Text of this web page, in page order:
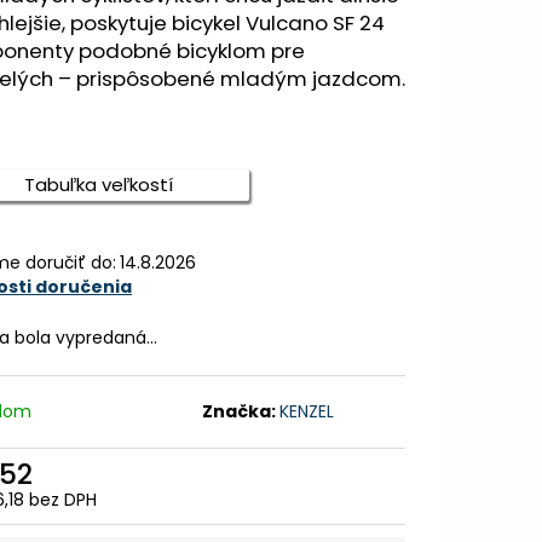
poskytuje bicykel Vulcano SF 24
podobné bicyklom pre
– prispôsobené mladým jazdcom.
Tabuľka veľkostí
doručiť do: 14.8.2026
doručenia
bola vypredaná…
Značka:KENZEL
bez DPH
BÉŽOVÁ / LESKLÁ